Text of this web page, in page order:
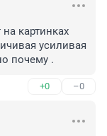
картинках
усиливая
почему .
+0 –0